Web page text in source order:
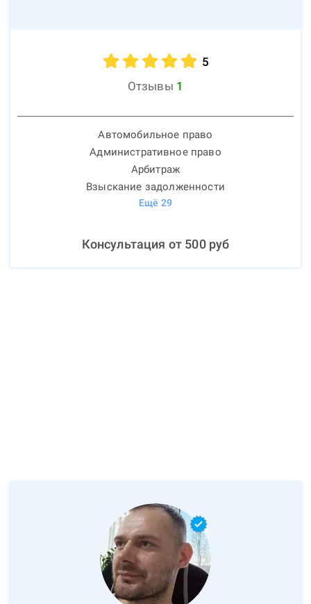
5
Отзывы 1
Автомобильное право
Административное право
Арбитраж
Взыскание задолженности
Ещё 29
Консультация от 500руб